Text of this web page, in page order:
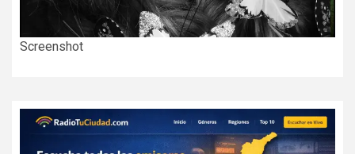
Screenshot